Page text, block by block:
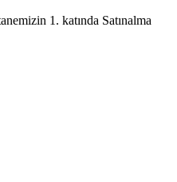
1. katında Satınalma